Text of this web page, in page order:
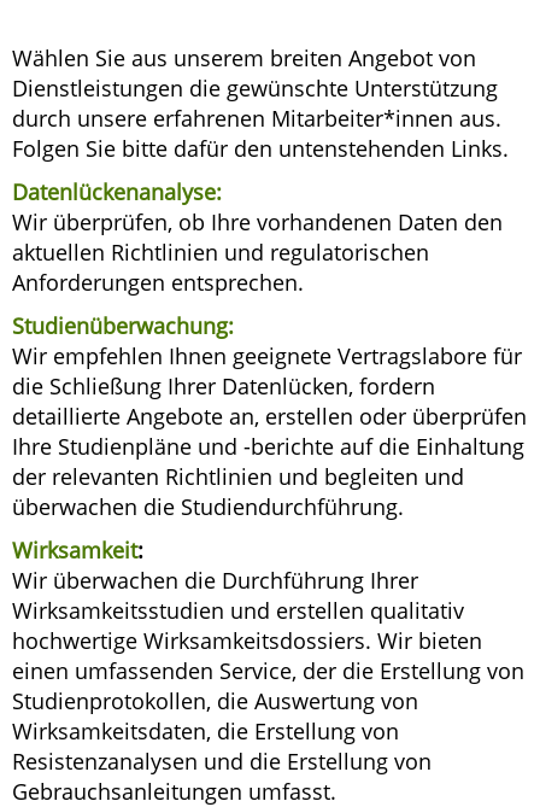
Wählen Sie aus unserem breiten Angebot von
Dienstleistungen die gewünschte Unterstützung
durch unsere erfahrenen Mitarbeiter*innen aus.
Folgen Sie bitte dafür den untenstehenden Links.
Datenlückenanalyse:
Wir überprüfen, ob Ihre vorhandenen Daten den
aktuellen Richtlinien und regulatorischen
Anforderungen entsprechen.
Studienüberwachung:
Wir empfehlen Ihnen geeignete Vertragslabore für
die Schließung Ihrer Datenlücken, fordern
detaillierte Angebote an, erstellen oder überprüfen
Ihre Studienpläne und -berichte auf die Einhaltung
der relevanten Richtlinien und begleiten und
überwachen die Studiendurchführung.
Wirksamkeit:
Wir überwachen die Durchführung Ihrer
Wirksamkeitsstudien und erstellen qualitativ
hochwertige Wirksamkeitsdossiers. Wir bieten
einen umfassenden Service, der die Erstellung von
Studienprotokollen, die Auswertung von
Wirksamkeitsdaten, die Erstellung von
Resistenzanalysen und die Erstellung von
Gebrauchsanleitungen umfasst.